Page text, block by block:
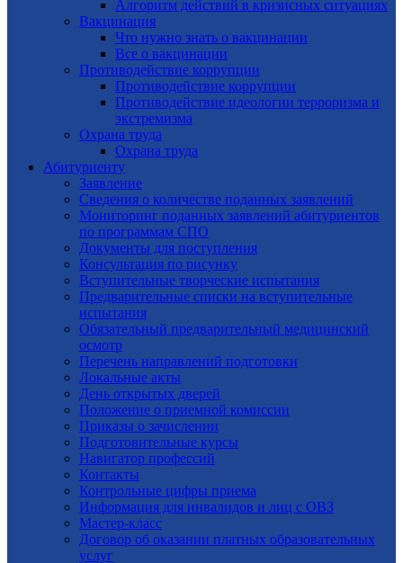
Алгоритм действий в кризисных ситуациях
Вакцинация
Что нужно знать о вакцинации
Все о вакцинации
Противодействие коррупции
Противодействие коррупции
Противодействие идеологии терроризма и
экстремизма
Охрана труда
Охрана труда
Абитуриенту
Заявление
Cведения о количестве поданных заявлений
Мониторинг поданных заявлений абитуриентов
по программам СПО
Документы для поступления
Консультация по рисунку
Вступительные творческие испытания
Предварительные списки на вступительные
испытания
Обязательный предварительный медицинский
осмотр
Перечень направлений подготовки
Локальные акты
День открытых дверей
Положение о приемной комиссии
Приказы о зачислении
Подготовительные курсы
Навигатор профессий
Контакты
Контрольные цифры приема
Информация для инвалидов и лиц с ОВЗ
Мастер-класс
Договор об оказании платных образовательных
услуг